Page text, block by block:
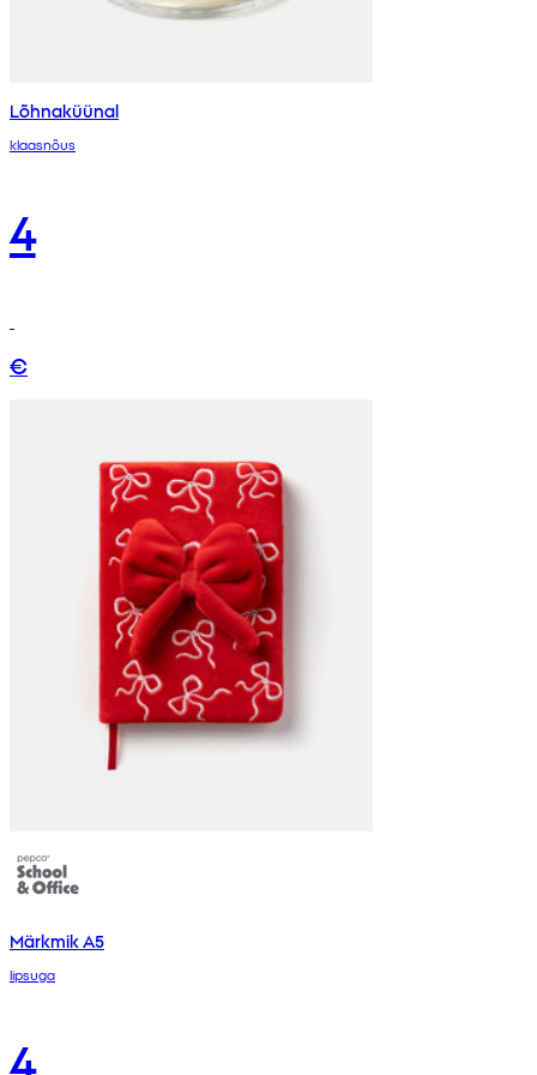
Lõhnaküünal
klaasnõus
4
€
Märkmik A5
lipsuga
4